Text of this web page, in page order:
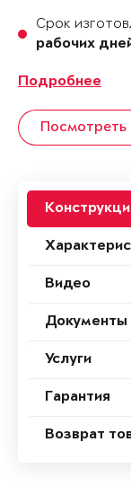
Срок
рабочих
Подробнее
Посмотреть
Видео
Документы
Услуги
Гарантия
Возврат